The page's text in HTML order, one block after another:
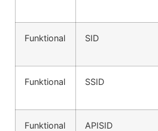
Funktional SID
Funktional SSID
Funktional APISID